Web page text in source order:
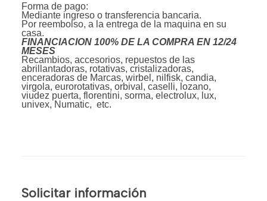
Forma de pago:
Mediante ingreso o transferencia bancaria.
Por reembolso, a la entrega de la maquina en su
casa.
FINANCIACION 100% DE LA COMPRA EN 12/24
MESES
Recambios, accesorios, repuestos de las
abrillantadoras, rotativas, cristalizadoras,
enceradoras de Marcas, wirbel, nilfisk, candia,
virgola, eurorotativas, orbival, caselli, lozano,
viudez puerta, florentini, sorma, electrolux, lux,
univex, Numatic, etc.
Solicitar información